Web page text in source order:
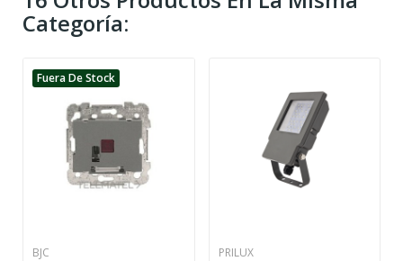
Categoría:
Fuera De Stock
BJC PRILUX